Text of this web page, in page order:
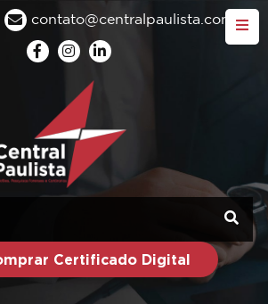
contato@centralpaulista.com.br
Certificado Digital